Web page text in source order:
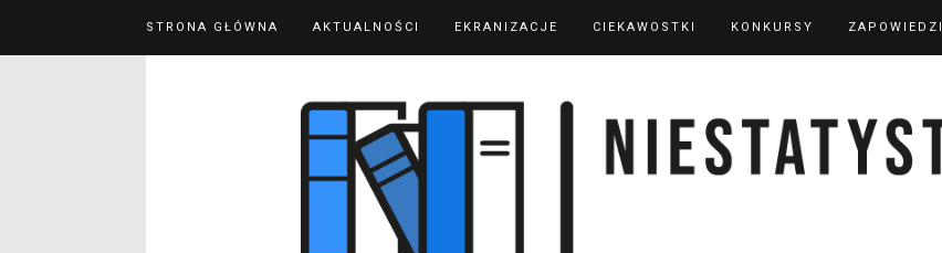
STRONA GŁÓWNA AKTUALNOŚCI EKRANIZACJE CIEKAWOSTKI KONKURSY ZAPOWIEDZI